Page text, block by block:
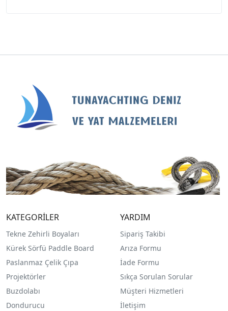
KATEGORİLER
Tekne Zehirli Boyaları
Kürek Sörfü Paddle Board
Paslanmaz Çelik Çıpa
Projektörler
Buzdolabı
Dondurucu
YARDIM
Sipariş Takibi
Arıza Formu
İade Formu
Sıkça Sorulan Sorular
Müşteri Hizmetleri
İletişim